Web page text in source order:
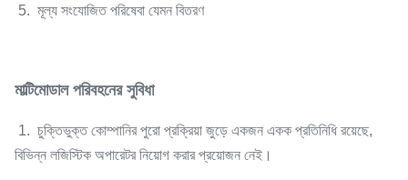
5. মূল্য সংযোজিত পরিষেবা যেমন বিতরণ
মাল্টিমোডাল পরিবহনের সুবিধা
1. চুক্তিভুক্ত কোম্পানির পুরো প্রক্রিয়া জুড়ে একজন একক প্রতিনিধি রয়েছে,
বিভিন্ন লজিস্টিক অপারেটর নিয়োগ করার প্রয়োজন নেই।